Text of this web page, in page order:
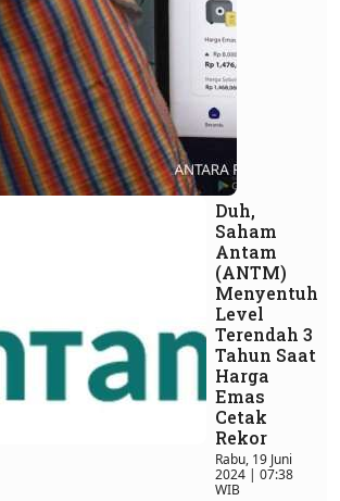
Duh,
Saham
Antam
(ANTM)
Menyentuh
Level
Terendah 3
Tahun Saat
Harga
Emas
Cetak
Rekor
Rabu, 19 Juni
2024 | 07:38
WIB